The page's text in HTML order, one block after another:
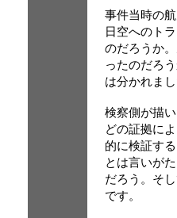
事件当時の
日空へのト
のだろうか
ったのだろ
は分かれま
検察側が描
どの証拠に
的に検証す
とは言いが
だろう。そ
です。